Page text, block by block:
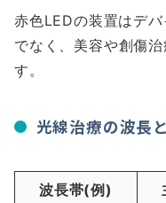
赤色LEDの装置はデ
でなく、美容や創傷
す。
光線治療の波長
波長帯(例)